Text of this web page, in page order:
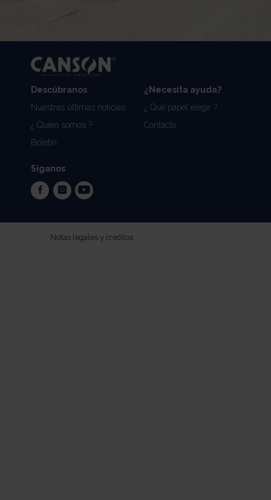
Descúbranos
Nuestras últimas noticias
¿ Quién somos ?
Boletín
¿Necesita ayuda?
¿ Qué papel elegir ?
Contacto
Síganos
facebookinstagram
youtube
Notas legales y créditos